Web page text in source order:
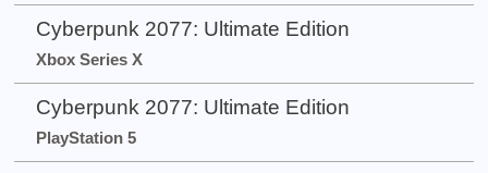
Cyberpunk 2077: Ultimate Edition
Xbox Series X
Cyberpunk 2077: Ultimate Edition
PlayStation 5